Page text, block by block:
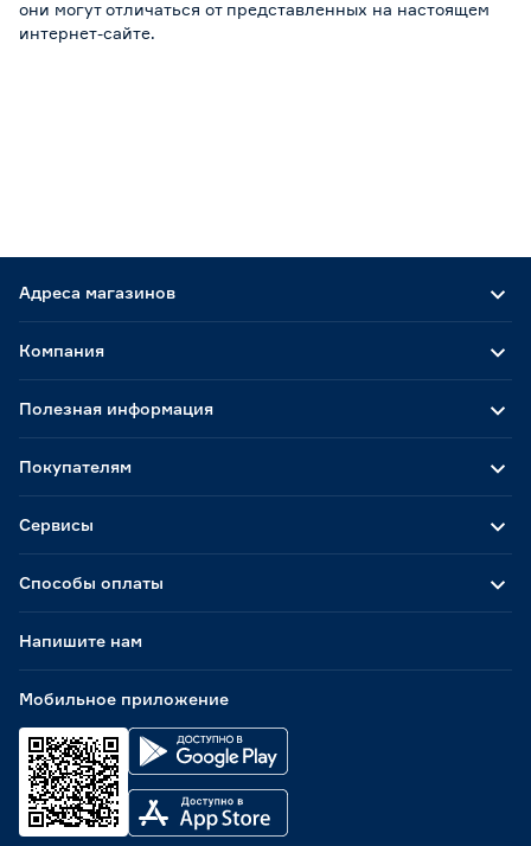
они могут отличаться от представленных на настоящем
интернет-сайте.
Адреса магазинов
Способы оплаты
Мобильное приложение
Компания
Полезная информация
Покупателям
Сервисы
Напишите нам